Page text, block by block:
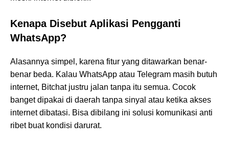
Kenapa Disebut Aplikasi Pengganti
WhatsApp?
Alasannya simpel, karena fitur yang ditawarkan benar-
benar beda. Kalau WhatsApp atau Telegram masih butuh
internet, Bitchat justru jalan tanpa itu semua. Cocok
banget dipakai di daerah tanpa sinyal atau ketika akses
internet dibatasi. Bisa dibilang ini solusi komunikasi anti
ribet buat kondisi darurat.